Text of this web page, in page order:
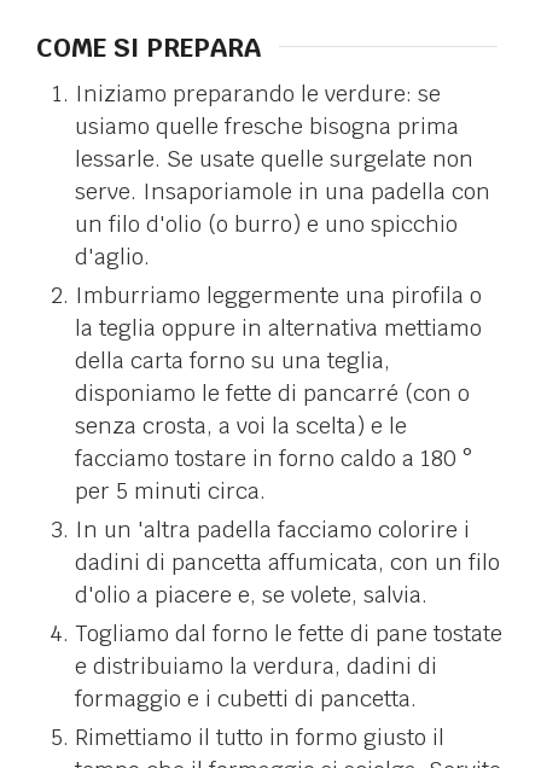
COME SI PREPARA
Iniziamo preparando le verdure: se
usiamo quelle fresche bisogna prima
lessarle. Se usate quelle surgelate non
serve. Insaporiamole in una padella con
un filo d'olio (o burro) e uno spicchio
d'aglio.
Imburriamo leggermente una pirofila o
la teglia oppure in alternativa mettiamo
della carta forno su una teglia,
disponiamo le fette di pancarré (con o
senza crosta, a voi la scelta) e le
facciamo tostare in forno caldo a 180 °
per 5 minuti circa.
In un 'altra padella facciamo colorire i
dadini di pancetta affumicata, con un filo
d'olio a piacere e, se volete, salvia.
Togliamo dal forno le fette di pane tostate
e distribuiamo la verdura, dadini di
formaggio e i cubetti di pancetta.
Rimettiamo il tutto in formo giusto il